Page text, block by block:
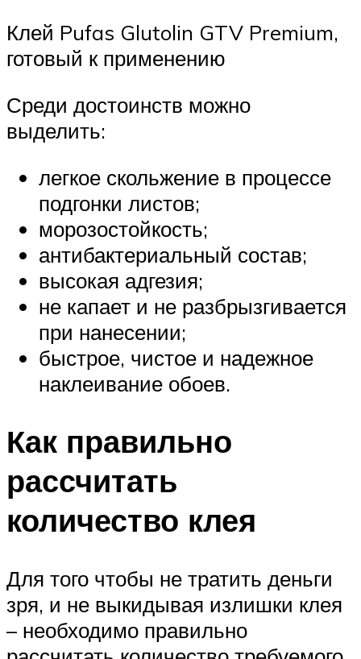
Клей Pufas Glutolin GTV Premium,
готовый к применению
Среди достоинств можно
выделить:
легкое скольжение в процессе
подгонки листов;
морозостойкость;
антибактериальный состав;
высокая адгезия;
не капает и не разбрызгивается
при нанесении;
быстрое, чистое и надежное
наклеивание обоев.
Как правильно
рассчитать
количество клея
Для того чтобы не тратить деньги
зря, и не выкидывая излишки клея
– необходимо правильно